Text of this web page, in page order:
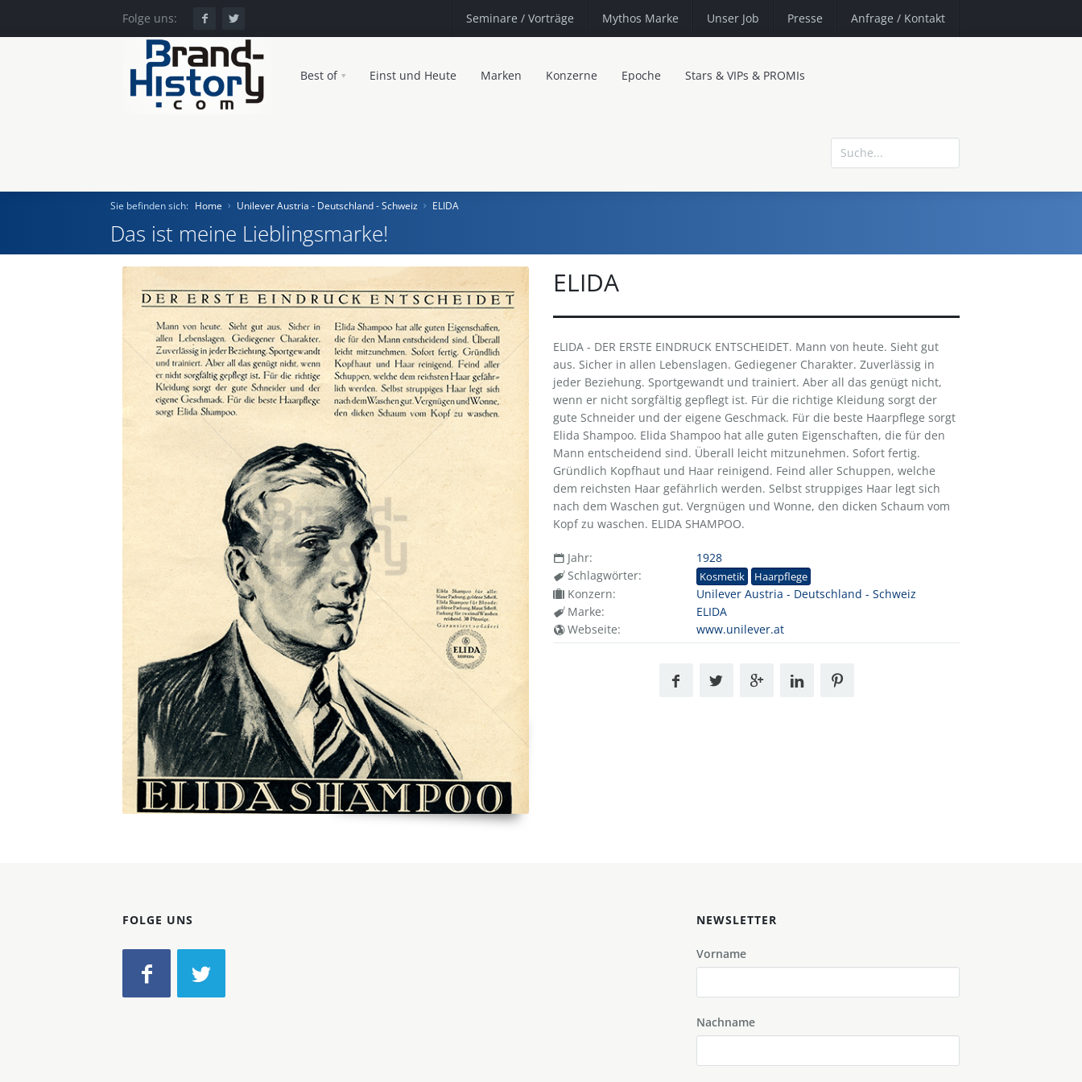
Folge uns: Seminare / Vorträge Mythos Marke Unser Job Presse Anfrage / Kontakt
Best of Einst und Heute Marken Konzerne Epoche Stars & VIPs & PROMIs
Home
Einst und Heute
Marken
Konzerne
Epoche
Sie befinden sich: Home Unilever Austria - Deutschland - Schweiz ELIDA
Das ist meine Lieblingsmarke!
ELIDA
ELIDA - DER ERSTE EINDRUCK ENTSCHEIDET. Mann von heute. Sieht gut
aus. Sicher in allen Lebenslagen. Gediegener Charakter. Zuverlässig in
jeder Beziehung. Sportgewandt und trainiert. Aber all das genügt nicht,
wenn er nicht sorgfältig gepflegt ist. Für die richtige Kleidung sorgt der
gute Schneider und der eigene Geschmack. Für die beste Haarpflege sorgt
Elida Shampoo. Elida Shampoo hat alle guten Eigenschaften, die für den
Mann entscheidend sind. Überall leicht mitzunehmen. Sofort fertig.
Gründlich Kopfhaut und Haar reinigend. Feind aller Schuppen, welche
dem reichsten Haar gefährlich werden. Selbst struppiges Haar legt sich
nach dem Waschen gut. Vergnügen und Wonne, den dicken Schaum vom
Kopf zu waschen. ELIDA SHAMPOO.
Jahr:
1928
Schlagwörter:
Kosmetik Haarpflege
Konzern:
Unilever Austria - Deutschland - Schweiz
Marke:
ELIDA
Webseite:
www.unilever.at
FOLGE UNS NEWSLETTER
Vorname
Nachname